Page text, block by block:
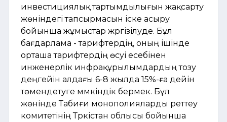
инвестициялық тартымдылығын жақсарту
жөніндегі тапсырмасын іске асыру
бойынша жұмыстар жүргізілуде. Бұл
бағдарлама - тарифтердің, оның ішінде
орташа тарифтердің өсуі есебінен
инженерлік инфрақұрылымдардың тозу
деңгейін алдағы 6-8 жылда 15%-ға дейін
төмендетуге мүмкіндік бермек. Бұл
жөнінде Табиғи монополияларды реттеу
комитетінің Түркістан облысы бойынша